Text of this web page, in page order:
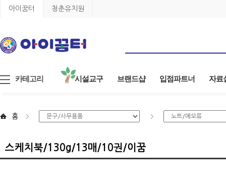
아이꿈터 청춘유치원
카테고리 시설교구 브랜드샵 입점파트너 자료
홈
스케치북/130g/13매/10권/이꿈